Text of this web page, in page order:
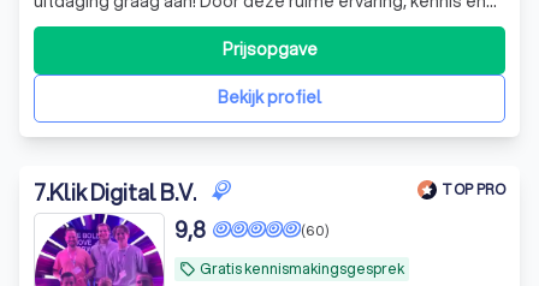
know-how leveren wij resultaat!
Bekijk profiel
Prijsopgave
7.Klik Digital B.V. TOP PRO
local_offer Gratis kennismakingsgesprek
(60)
9,8